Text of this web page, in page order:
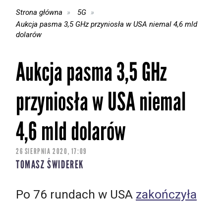
Strona główna
5G
Aukcja pasma 3,5 GHz przyniosła w USA niemal 4,6 mld
dolarów
Aukcja pasma 3,5 GHz
przyniosła w USA niemal
4,6 mld dolarów
26 SIERPNIA 2020, 17:09
TOMASZ ŚWIDEREK
Po 76 rundach w USA zakończyła